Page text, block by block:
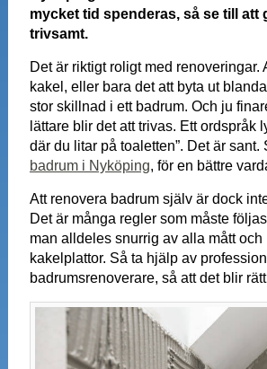
mycket tid spenderas, så se till att
trivsamt.
Det är riktigt roligt med renoveringar.
kakel, eller bara det att byta ut
stor skillnad i ett badrum. Och ju
lättare blir det att trivas. Ett ordspråk
där du litar på toaletten”. Det är sant.
badrum i Nyköping, för en bättre
Att renovera badrum själv är dock
Det är många regler som måste
man alldeles snurrig av alla mått och
kakelplattor. Så ta hjälp av
badrumsrenoverare, så att det blir